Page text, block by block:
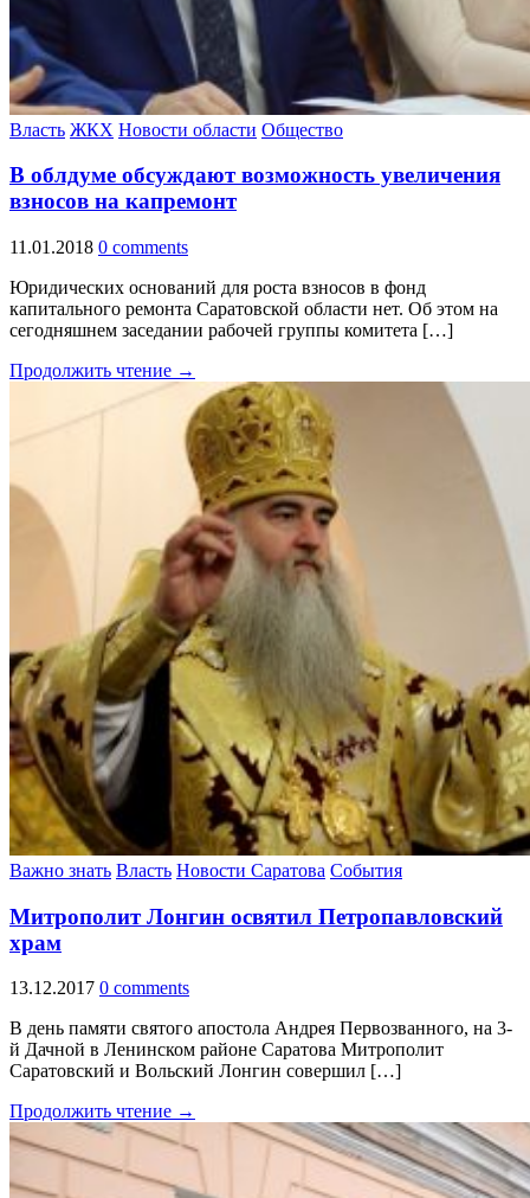
Власть ЖКХ Новости области Общество
В облдуме обсуждают возможность увеличения
взносов на капремонт
11.01.2018 0 comments
Юридических оснований для роста взносов в фонд
капитального ремонта Саратовской области нет. Об этом на
сегодняшнем заседании рабочей группы комитета […]
Продолжить чтение →
Важно знать Власть Новости Саратова События
Митрополит Лонгин освятил Петропавловский
храм
13.12.2017 0 comments
В день памяти святого апостола Андрея Первозванного, на 3-
й Дачной в Ленинском районе Саратова Митрополит
Саратовский и Вольский Лонгин совершил […]
Продолжить чтение →